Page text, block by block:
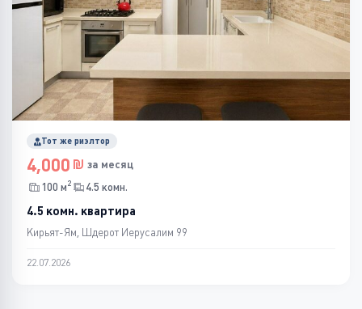
Тот же риэлтор
4,000
за месяц
100 м2 4.5 комн.
4.5 комн. квартира
Кирьят-Ям, Шдерот Иерусалим 99
22.07.2026